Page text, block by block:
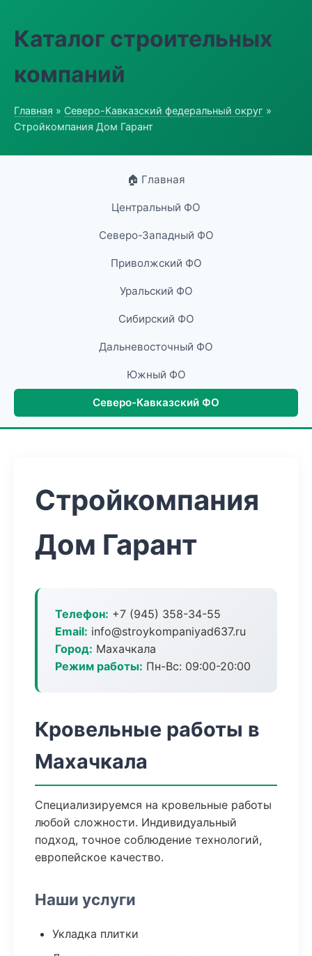
Каталог строительных
компаний
Главная » Северо-Кавказский федеральный округ »
Стройкомпания Дом Гарант
🏠 Главная
Центральный ФО
Северо-Западный ФО
Приволжский ФО
Уральский ФО
Сибирский ФО
Дальневосточный ФО
Южный ФО
Северо-Кавказский ФО
Стройкомпания
Дом Гарант
Телефон: +7 (945) 358-34-55
Email: info@stroykompaniyad637.ru
Город: Махачкала
Режим работы: Пн-Вс: 09:00-20:00
Кровельные работы в
Махачкала
Специализируемся на кровельные работы
любой сложности. Индивидуальный
подход, точное соблюдение технологий,
европейское качество.
Наши услуги
Укладка плитки